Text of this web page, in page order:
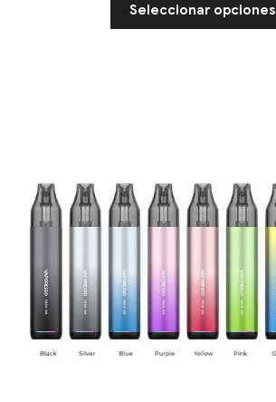
Seleccionar opciones